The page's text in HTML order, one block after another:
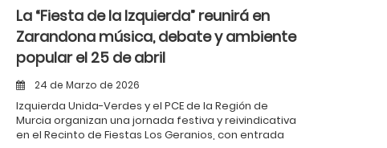
La “Fiesta de la Izquierda” reunirá en
Zarandona música, debate y ambiente
popular el 25 de abril
24 de Marzo de 2026
Izquierda Unida-Verdes y el PCE de la Región de
Murcia organizan una jornada festiva y reivindicativa
en el Recinto de Fiestas Los Geranios, con entrada